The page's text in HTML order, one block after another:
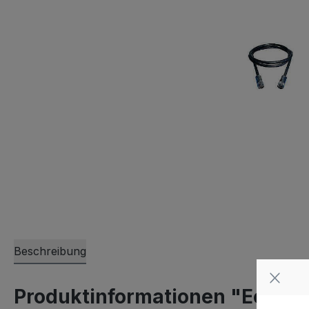
Beschreibung
Produktinformationen